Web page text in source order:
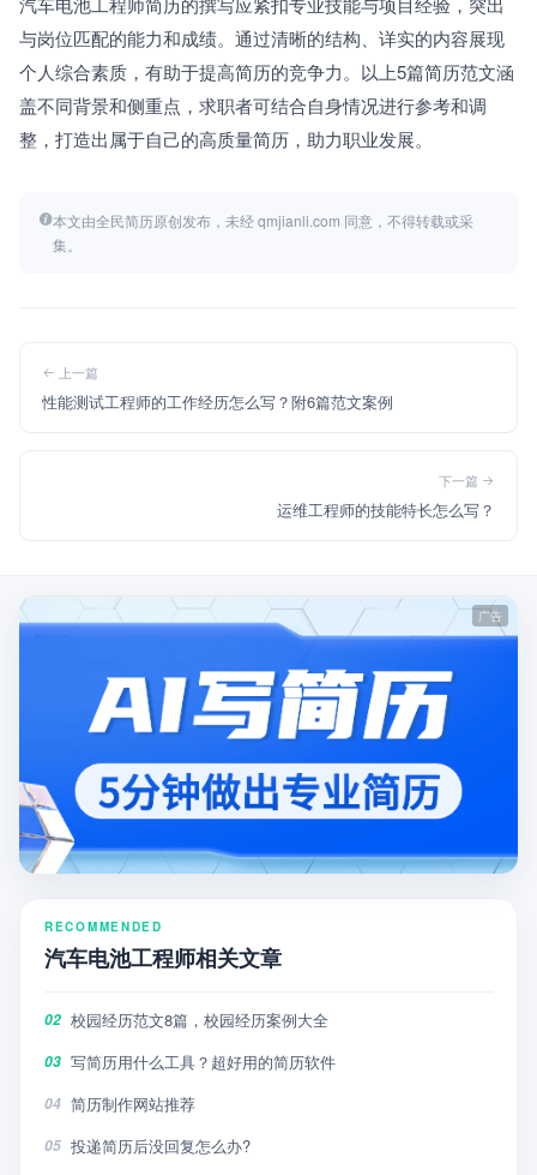
与岗位匹配的能力和成绩。通过清晰的结构、详实的内容展现
个人综合素质，有助于提高简历的竞争力。以上5篇简历范文涵
盖不同背景和侧重点，求职者可结合自身情况进行参考和调
整，打造出属于自己的高质量简历，助力职业发展。
本文由全民简历原创发布，未经 qmjianli.com 同意，不得转载或采
集。
上一篇
性能测试工程师的工作经历怎么写？附6篇范文案例
下一篇
运维工程师的技能特长怎么写？
RECOMMENDED
汽车电池工程师相关文章
02 校园经历范文8篇，校园经历案例大全
03 写简历用什么工具？超好用的简历软件
04 简历制作网站推荐
05 投递简历后没回复怎么办?